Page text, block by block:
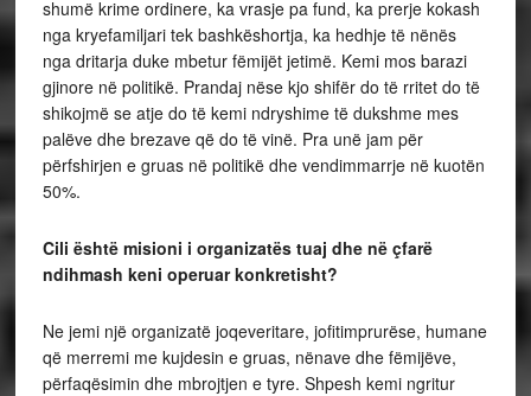
shumë krime ordinere, ka vrasje pa fund, ka prerje kokash
nga kryefamiljari tek bashkëshortja, ka hedhje të nënës
nga dritarja duke mbetur fëmijët jetimë. Kemi mos barazi
gjinore në politikë. Prandaj nëse kjo shifër do të rritet do të
shikojmë se atje do të kemi ndryshime të dukshme mes
palëve dhe brezave që do të vinë. Pra unë jam për
përfshirjen e gruas në politikë dhe vendimmarrje në kuotën
50%.
Cili është misioni i organizatës tuaj dhe në çfarë
ndihmash keni operuar konkretisht?
Ne jemi një organizatë joqeveritare, jofitimprurëse, humane
që merremi me kujdesin e gruas, nënave dhe fëmijëve,
përfaqësimin dhe mbrojtjen e tyre. Shpesh kemi ngritur